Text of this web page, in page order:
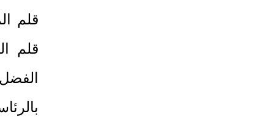
قلم
قلم